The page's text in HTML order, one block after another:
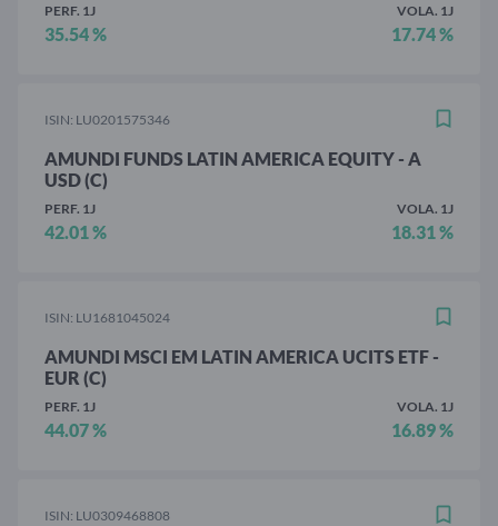
PERF. 1J
35.54 %
VOLA. 1J
17.74 %
ISIN: LU0201575346
AMUNDI FUNDS LATIN AMERICA EQUITY - A
USD (C)
PERF. 1J
42.01 %
VOLA. 1J
18.31 %
ISIN: LU1681045024
AMUNDI MSCI EM LATIN AMERICA UCITS ETF -
EUR (C)
PERF. 1J
44.07 %
VOLA. 1J
16.89 %
ISIN: LU0309468808